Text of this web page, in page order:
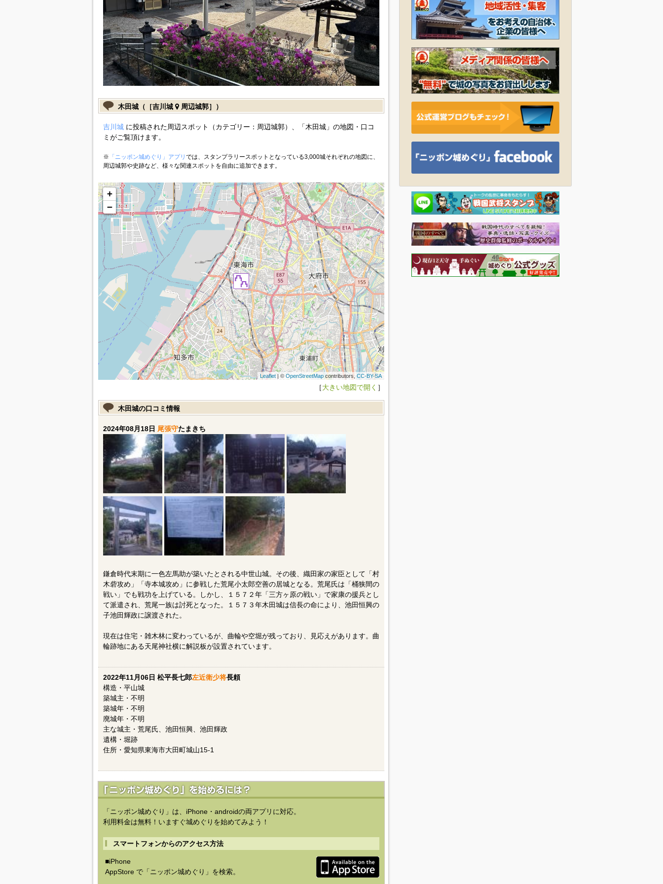
木田城（［吉川城 周辺城郭］）
吉川城に投稿された周辺スポット（カテゴリー：周辺城郭）、「木田城」の地図・口コ
ミがご覧頂けます。
※ 「ニッポン城めぐり」アプリ では、スタンプラリースポットとなっている3,000城それぞれの地図に、
周辺城郭や史跡など、様々な関連スポットを自由に追加できます。
+
−
Leaflet| © OpenStreetMapcontributors, CC-BY-SA
［大きい地図で開く ］
木田城の口コミ情報
2024年08月18日 尾張守たまきち
鎌倉時代末期に一色左馬助が築いたとされる中世山城。その後、織田家の家臣として「村
木砦攻め」「寺本城攻め」に参戦した荒尾小太郎空善の居城となる。荒尾氏は「桶狭間の
戦い」でも戦功を上げている。しかし、１５７２年「三方ヶ原の戦い」で家康の援兵とし
て派遣され、荒尾一族は討死となった。１５７３年木田城は信長の命により、池田恒興の
子池田輝政に譲渡された。
現在は住宅・雑木林に変わっているが、曲輪や空堀が残っており、見応えがあります。曲
輪跡地にある天尾神社横に解説板が設置されています。
2022年11月06日 松平長七郎左近衛少将長頼
構造・平山城
築城主・不明
築城年・不明
廃城年・不明
主な城主・荒尾氏、池田恒興、池田輝政
遺構・堀跡
住所・愛知県東海市大田町城山15-1
「ニッポン城めぐり」は、iPhone・androidの両アプリに対応。
利用料金は無料！いますぐ城めぐりを始めてみよう！
スマートフォンからのアクセス方法
■iPhone
AppStore で「ニッポン城めぐり」を検索。